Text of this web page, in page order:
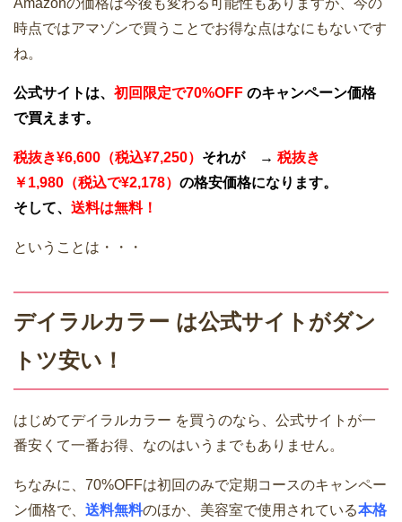
Amazonの価格は今後も変わる可能性もありますが、今の
時点ではアマゾンで買うことでお得な点はなにもないです
ね。
公式サイトは、 初回限定で70%OFF のキャンペーン価格
で買えます。
税抜き¥6,600（税込¥7,250） それが → 税抜き
￥1,980（税込で¥2,178） の格安価格になります。
そして、 送料は無料！
ということは・・・
デイラルカラー は公式サイトがダン
トツ安い！
はじめてデイラルカラー を買うのなら、公式サイトが一
番安くて一番お得、なのはいうまでもありません。
ちなみに、70%OFFは初回のみで定期コースのキャンペー
ン価格で、 送料無料のほか、美容室で使用されている本格